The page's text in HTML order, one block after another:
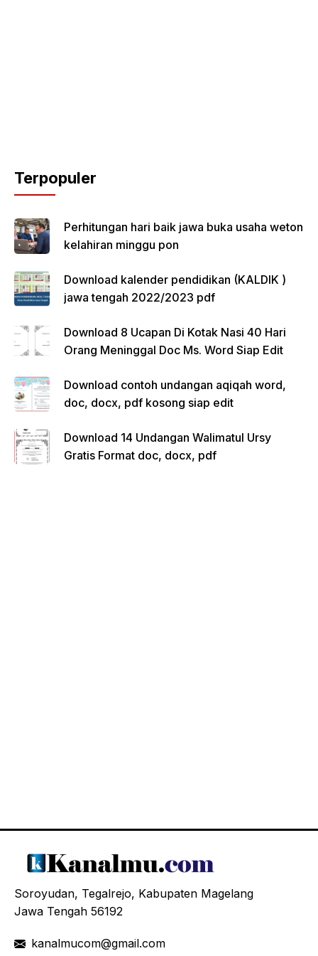
Terpopuler
Perhitungan hari baik jawa buka usaha weton
kelahiran minggu pon
Download kalender pendidikan (KALDIK )
jawa tengah 2022/2023 pdf
Download 8 Ucapan Di Kotak Nasi 40 Hari
Orang Meninggal Doc Ms. Word Siap Edit
Download contoh undangan aqiqah word,
doc, docx, pdf kosong siap edit
Download 14 Undangan Walimatul Ursy
Gratis Format doc, docx, pdf
Soroyudan, Tegalrejo, Kabupaten Magelang
Jawa Tengah 56192
kanalmucom@gmail.com